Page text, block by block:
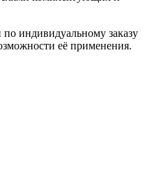
индивидуальному заказу
её применения.